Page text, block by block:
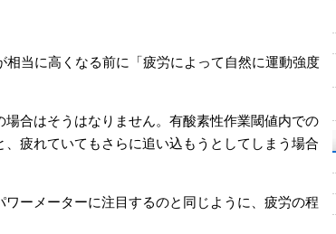
当に高くなる前に「疲労によって自然に運動強度
合はそうはなりません。有酸素性作業閾値内での
疲れていてもさらに追い込もうとしてしまう場合
ーメーターに注目するのと同じように、疲労の程